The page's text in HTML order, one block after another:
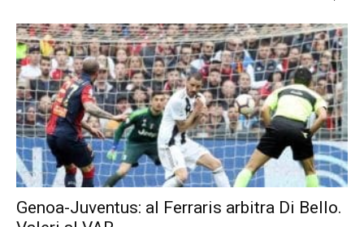
Genoa-Juventus: al Ferraris arbitra Di Bello.